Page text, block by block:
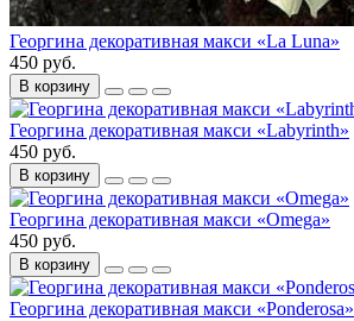
Георгина декоративная макси «La Luna»
450 руб.
В корзину
Георгина декоративная макси «Labyrinth»
450 руб.
В корзину
Георгина декоративная макси «Omega»
450 руб.
В корзину
Георгина декоративная макси «Ponderosa»